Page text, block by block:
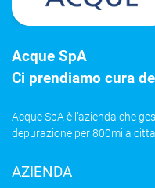
Acque SpA
Ci prendiamo cura
Acque SpA è l’azienda che
depurazione per 800mila
AZIENDA